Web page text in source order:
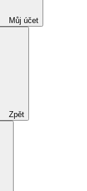
Můj účet
Zpět